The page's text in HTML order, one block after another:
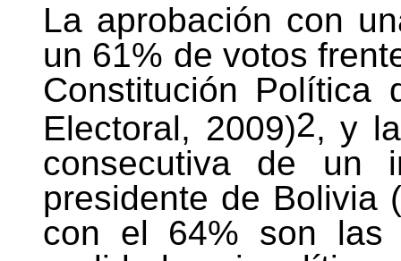
La aprobación con
un 61% de votos
Constitución Política
Electoral, 2009)2, y
consecutiva de un
presidente de Bolivia
con el 64% son las